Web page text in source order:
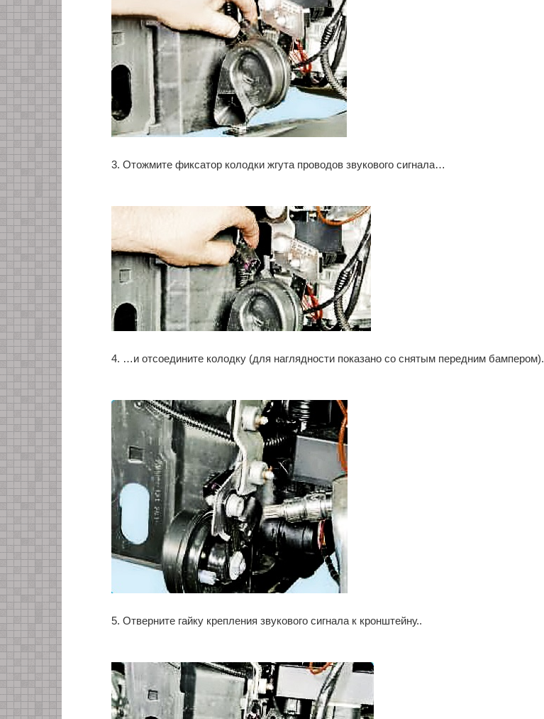
3. Отожмите фиксатор колодки жгута проводов звукового сигнала…
4. …и отсоедините колодку (для наглядности показано со снятым передним бампером).
5. Отверните гайку крепления звукового сигнала к кронштейну..